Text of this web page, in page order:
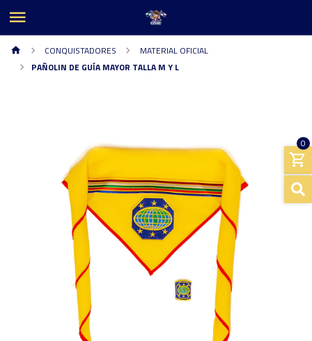
0
CONQUISTADORES
MATERIAL OFICIAL
PAÑOLIN DE GUÍA MAYOR TALLA M Y L